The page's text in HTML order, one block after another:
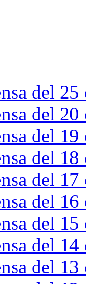
del
del
del
del
del
del
del
del
del